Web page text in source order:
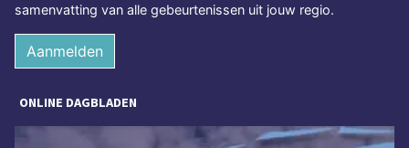
samenvatting van alle gebeurtenissen uit jouw regio.
Aanmelden
ONLINE DAGBLADEN